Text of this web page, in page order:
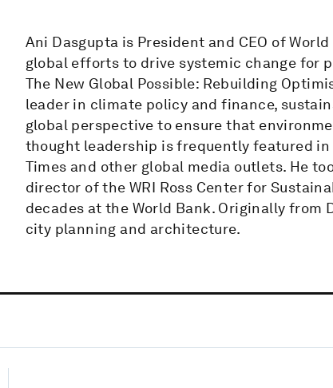
Ani Dasgupta is President and CEO of
global efforts to drive systemic change for
The New Global Possible: Rebuilding
leader in climate policy and finance,
global perspective to ensure that
thought leadership is frequently featured in
Times and other global media outlets. He
director of the WRI Ross Center for
decades at the World Bank. Originally from
city planning and architecture.